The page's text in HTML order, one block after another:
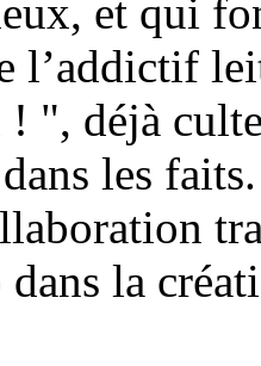
et qui
l’addictif
", déjà
les
dans la